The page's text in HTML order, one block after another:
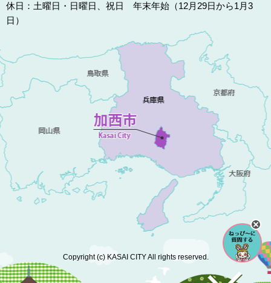
休日：土曜日・日曜日、祝日 年末年始（12月29日から1月3
日）
Copyright (c) KASAI CITY All rights reserved.